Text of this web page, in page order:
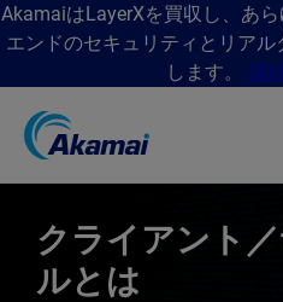
AkamaiはLayerXを買収し、あ
エンドのセキュリティとリア
します。 詳
クライアント
ルとは